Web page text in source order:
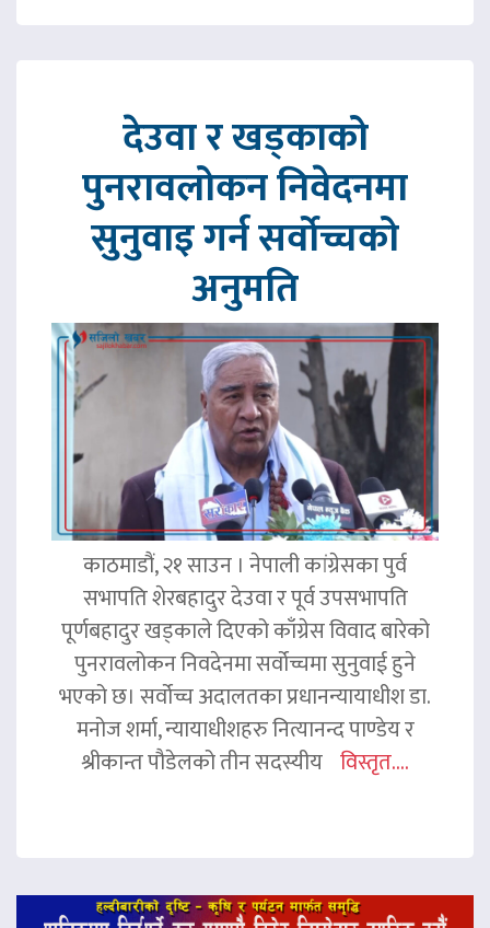
देउवा र खड्काको
पुनरावलोकन निवेदनमा
सुनुवाइ गर्न सर्वोच्चको
अनुमति
काठमाडौं, २१ साउन । नेपाली कांग्रेसका पुर्व
सभापति शेरबहादुर देउवा र पूर्व उपसभापति
पूर्णबहादुर खड्काले दिएको काँग्रेस विवाद बारेको
पुनरावलोकन निवदेनमा सर्वोच्चमा सुनुवाई हुने
भएको छ। सर्वोच्च अदालतका प्रधानन्यायाधीश डा.
मनोज शर्मा, न्यायाधीशहरु नित्यानन्द पाण्डेय र
श्रीकान्त पौडेलको तीन सदस्यीय विस्तृत....